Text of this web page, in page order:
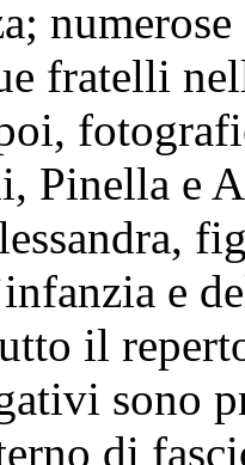
fratelli
Pinella e
e
il
sono
di